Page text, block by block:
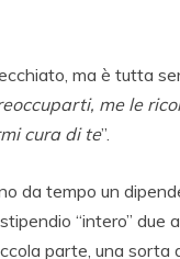
ma è tutta
me le
cura di te”.
da tempo un
“intero” due
parte, una